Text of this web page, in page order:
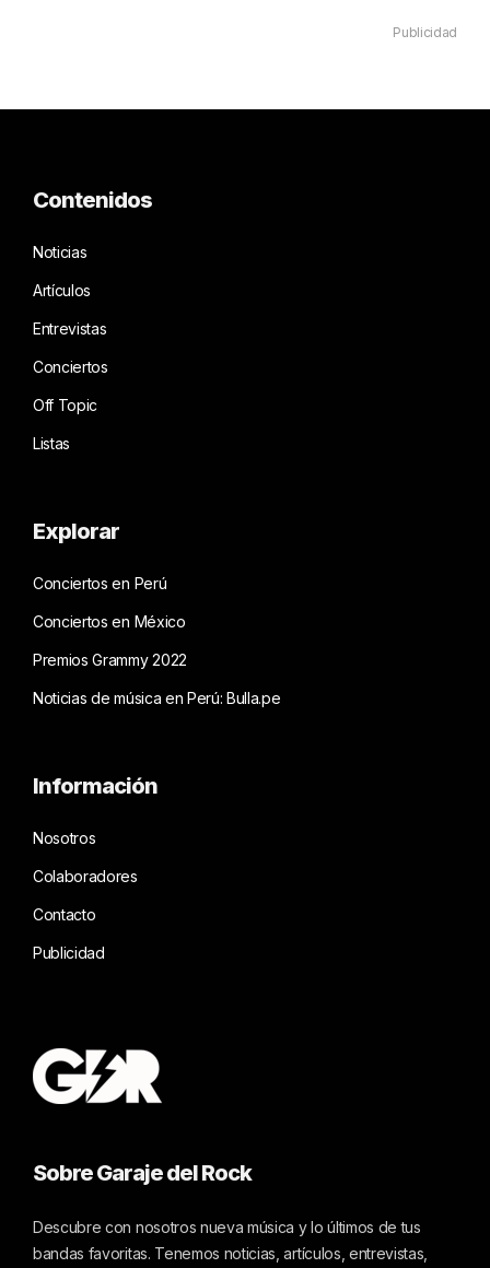
Publicidad
Contenidos
Noticias
Artículos
Entrevistas
Conciertos
Off Topic
Listas
Explorar
Conciertos en Perú
Conciertos en México
Premios Grammy 2022
Noticias de música en Perú: Bulla.pe
Información
Nosotros
Colaboradores
Contacto
Publicidad
Sobre Garaje del Rock
Descubre con nosotros nueva música y lo últimos de tus
bandas favoritas. Tenemos noticias, artículos, entrevistas,